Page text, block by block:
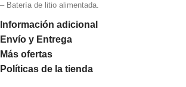
– Batería de litio alimentada.
Información adicional
Envío y Entrega
Más ofertas
Políticas de la tienda